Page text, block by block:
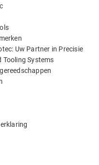
Uw Partner in Precisie
Tooling Systems